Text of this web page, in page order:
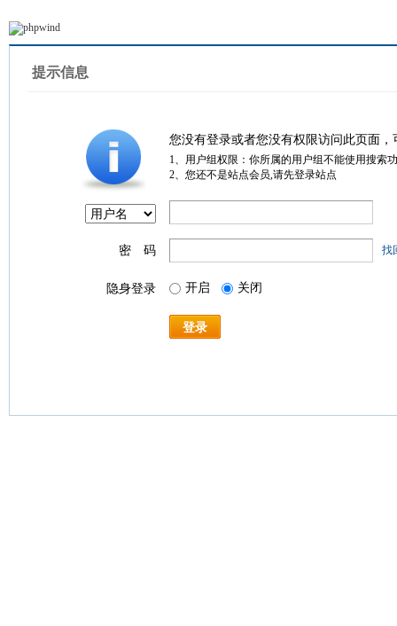
提示信息
您没有登录或者您没有权限访问此页面
1、用户组权限：你所属的用户组不能使用搜索
2、您还不是站点会员,请先登录站点
密 码 找
隐身登录 开启 关闭
登录